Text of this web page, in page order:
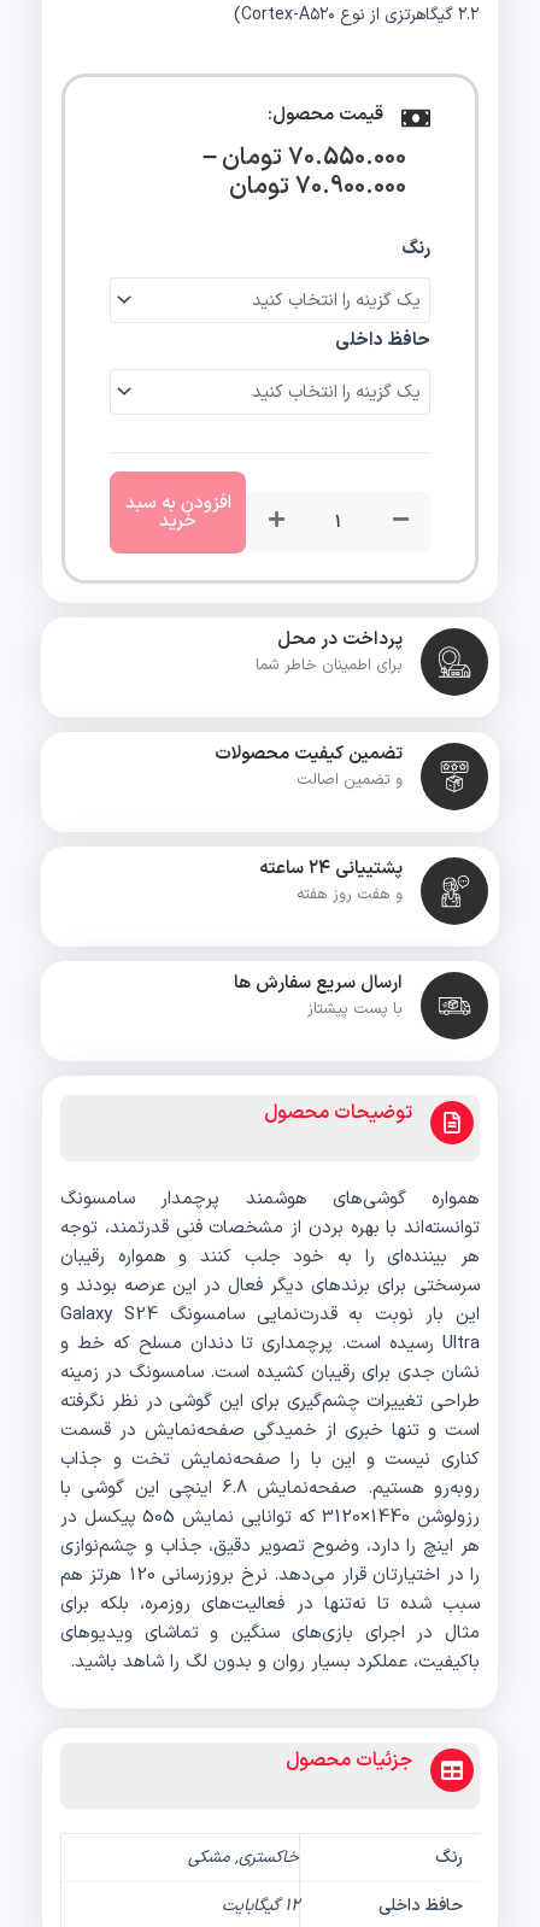
۲.۲ گیگاهرتزی از نوع Cortex-A۵۲۰)
قیمت محصول:
70.550.000تومان–
70.900.000تومان
رنگ
حافظ داخلی
سامسونگ
مدل
Galaxy
S24
Ultra
سیم
ظرفیت
گیگابایت
رم
12
افزودن به سبد
خرید
پرداخت در محل
برای اطمینان خاطر شما
تضمین کیفیت محصولات
و تضمین اصالت
پشتییانی ۲۴ ساعته
و هفت روز هفته
ارسال سریع سفارش ها
با پست پیشتاز
توضیحات محصول
همواره گوشی‌های هوشمند پرچمدار سامسونگ
توانسته‌اند با بهره بردن از مشخصات فنی قدرتمند، توجه
هر بیننده‌ای را به خود جلب کنند و همواره رقیبان
سرسختی برای برند‌های دیگر فعال در این عرصه بودند و
این بار نوبت به قدرت‌نمایی سامسونگ Galaxy S24
Ultra رسیده است. پرچمداری تا دندان مسلح که خط و
نشان جدی برای رقیبان کشیده است. سامسونگ در زمینه
طراحی تغییرات چشم‌گیری برای این گوشی در نظر نگرفته
است و تنها خبری از خمیدگی صفحه‌نمایش در قسمت
کناری نیست و این با را صفحه‌نمایش تخت و جذاب
رو‌به‌رو هستیم. صفحه‌نمایش 6.8 اینچی این گوشی با
رزولوشن 1440×3120 که توانایی نمایش 505 پیکسل در
هر اینچ را دارد، وضوح تصویر دقیق، جذاب و چشم‌نوازی
را در اختیارتان قرار می‌دهد. نرخ بروزرسانی 120 هرتز هم
سبب شده تا نه‌تنها در فعالیت‌های روزمره، بلکه برای
مثال در اجرای بازی‌های سنگین و تماشای ویدیو‌های
باکیفیت، عملکرد بسیار روان و بدون لگ را شاهد باشید.
جزئیات محصول
رنگ
خاکستری, مشکی
حافظ داخلی
12 گیگابایت